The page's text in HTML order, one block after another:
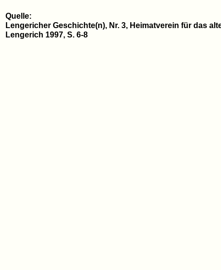
Quelle:
Lengericher Geschichte(n), Nr. 3, Heimatverein für das
Lengerich 1997, S. 6-8